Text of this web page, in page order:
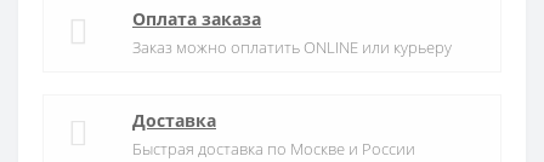
Оплата заказа
Заказ можно оплатить ONLINE или курьеру
Доставка
Быстрая доставка по Москве и России